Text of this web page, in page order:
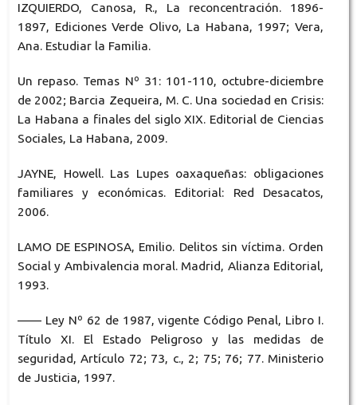
IZQUIERDO, Canosa, R., La reconcentración. 1896-
1897, Ediciones Verde Olivo, La Habana, 1997; Vera,
Ana. Estudiar la Familia.
Un repaso. Temas Nº 31: 101-110, octubre-diciembre
de 2002; Barcia Zequeira, M. C. Una sociedad en Crisis:
La Habana a finales del siglo XIX. Editorial de Ciencias
Sociales, La Habana, 2009.
JAYNE, Howell. Las Lupes oaxaqueñas: obligaciones
familiares y económicas. Editorial: Red Desacatos,
2006.
LAMO DE ESPINOSA, Emilio. Delitos sin víctima. Orden
Social y Ambivalencia moral. Madrid, Alianza Editorial,
1993.
—— Ley Nº 62 de 1987, vigente Código Penal, Libro I.
Título XI. El Estado Peligroso y las medidas de
seguridad, Artículo 72; 73, c., 2; 75; 76; 77. Ministerio
de Justicia, 1997.